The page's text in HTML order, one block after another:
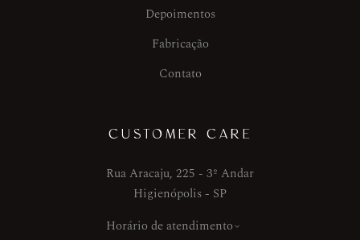
Depoimentos
Fabricação
Contato
CUSTOMER CARE
Rua Aracaju, 225 - 3º Andar
Higienópolis - SP
Horário de atendimento